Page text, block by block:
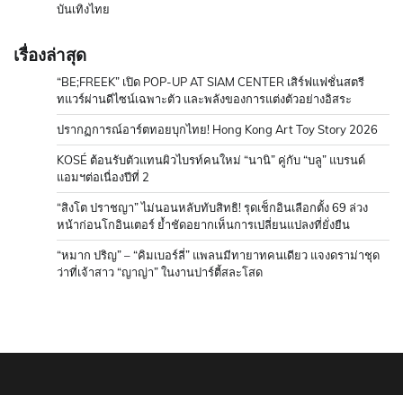
บันเทิงไทย
เรื่องล่าสุด
“BE;FREEK” เปิด POP-UP AT SIAM CENTER เสิร์ฟแฟชั่นสตรี
ทแวร์ผ่านดีไซน์เฉพาะตัว และพลังของการแต่งตัวอย่างอิสระ
ปรากฏการณ์อาร์ตทอยบุกไทย! Hong Kong Art Toy Story 2026
KOSÉ ต้อนรับตัวแทนผิวไบรท์คนใหม่ “นานิ” คู่กับ “บลู” แบรนด์
แอมฯต่อเนื่องปีที่ 2
“สิงโต ปราชญา” ไม่นอนหลับทับสิทธิ! รุดเช็กอินเลือกตั้ง 69 ล่วง
หน้าก่อนโกอินเตอร์ ย้ำชัดอยากเห็นการเปลี่ยนแปลงที่ยั่งยืน
“หมาก ปริญ” – “คิมเบอร์ลี่” แพลนมีทายาทคนเดียว แจงดราม่าชุด
ว่าที่เจ้าสาว “ญาญ่า” ในงานปาร์ตี้สละโสด